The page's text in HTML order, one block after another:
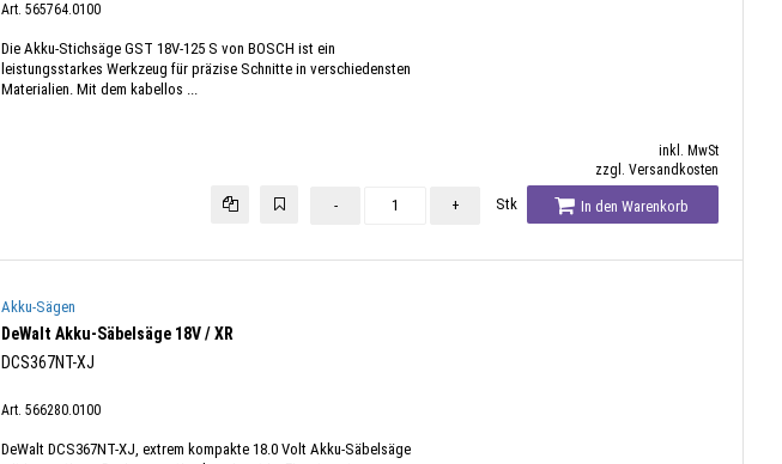
Art. 565764.0100
Die Akku-Stichsäge GST 18V-125 S von BOSCH ist ein
leistungsstarkes Werkzeug für präzise Schnitte in verschiedensten
Materialien. Mit dem kabellos ...
inkl. MwSt
zzgl. Versandkosten
- + Stk In den Warenkorb
Akku-Sägen
DeWalt Akku-Säbelsäge 18V / XR
DCS367NT-XJ
Art. 566280.0100
DeWalt DCS367NT-XJ, extrem kompakte 18.0 Volt Akku-Säbelsäge